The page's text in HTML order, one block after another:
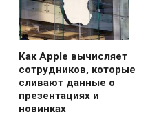
Как Apple вычисляет
сотрудников, которые
сливают данные о
презентациях и
новинках